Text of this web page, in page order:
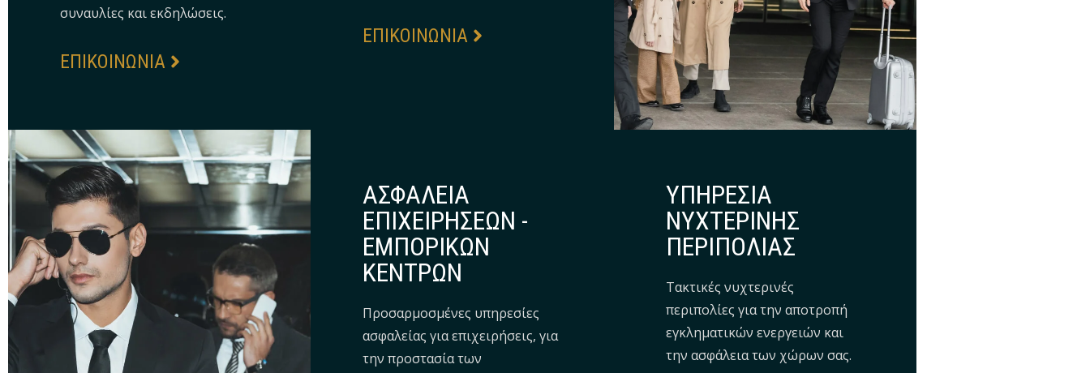
συναυλίες και εκδηλώσεις.
EΠΙΚΟΙΝΩΝΙΑ
EΠΙΚΟΙΝΩΝΙΑ
ΑΣΦΑΛΕΙΑ
ΕΠΙΧΕΙΡΗΣΕΩΝ -
ΕΜΠΟΡΙΚΩΝ
ΚΕΝΤΡΩΝ
Προσαρμοσμένες υπηρεσίες
ασφαλείας για επιχειρήσεις, για
την προστασία των
ΥΠΗΡΕΣΙΑ
ΝΥΧΤΕΡΙΝΗΣ
ΠΕΡΙΠΟΛΙΑΣ
Τακτικές νυχτερινές
περιπολίες για την αποτροπή
εγκληματικών ενεργειών και
την ασφάλεια των χώρων σας.